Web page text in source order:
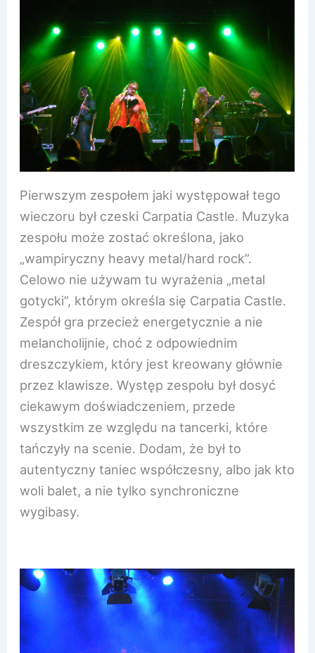
Pierwszym zespołem jaki występował tego
wieczoru był czeski Carpatia Castle. Muzyka
zespołu może zostać określona, jako
„wampiryczny heavy metal/hard rock”.
Celowo nie używam tu wyrażenia „metal
gotycki”, którym określa się Carpatia Castle.
Zespół gra przecież energetycznie a nie
melancholijnie, choć z odpowiednim
dreszczykiem, który jest kreowany głównie
przez klawisze. Występ zespołu był dosyć
ciekawym doświadczeniem, przede
wszystkim ze względu na tancerki, które
tańczyły na scenie. Dodam, że był to
autentyczny taniec współczesny, albo jak kto
woli balet, a nie tylko synchroniczne
wygibasy.